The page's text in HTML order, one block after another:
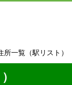
一覧（駅リスト）